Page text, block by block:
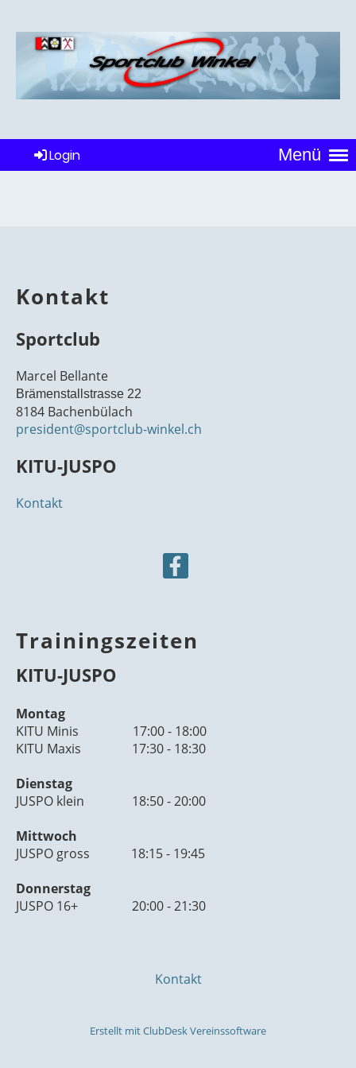
Menü
Login
Kontakt
Sportclub
Marcel Bellante
Brämenstallstrasse 22
8184 Bachenbülach
president@sportclub-winkel.ch
KITU-JUSPO
Kontakt
Trainingszeiten
KITU-JUSPO
Montag
KITU Minis 17:00 - 18:00
KITU Maxis 17:30 - 18:30
Dienstag
JUSPO klein 18:50 - 20:00
Mittwoch
JUSPO gross 18:15 - 19:45
Donnerstag
JUSPO 16+ 20:00 - 21:30
Kontakt
Erstellt mit ClubDesk Vereinssoftware